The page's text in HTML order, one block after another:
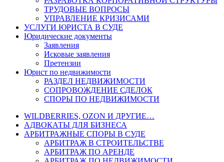
ТРУДОВЫЕ ВОПРОСЫ
УПРАВЛЕНИЕ КРИЗИСАМИ
УСЛУГИ ЮРИСТА В СУДЕ
Юридические документы
Заявления
Исковые заявления
Претензии
Юрист по недвижимости
РАЗДЕЛ НЕДВИЖИМОСТИ
СОПРОВОЖДЕНИЕ СДЕЛОК
СПОРЫ ПО НЕДВИЖИМОСТИ
WILDBERRIES, OZON И ДРУГИЕ…
АДВОКАТЫ ДЛЯ БИЗНЕСА
АРБИТРАЖНЫЕ СПОРЫ В СУДЕ
АРБИТРАЖ В СТРОИТЕЛЬСТВЕ
АРБИТРАЖ ПО АРЕНДЕ